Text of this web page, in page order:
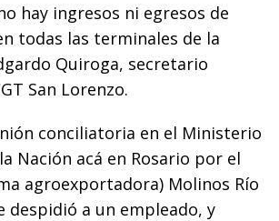
hay ingresos ni egresos de
todas las terminales de la
Quiroga, secretario
San Lorenzo.
conciliatoria en el Ministerio
Nación acá en Rosario por el
agroexportadora) Molinos Río
despidió a un empleado, y